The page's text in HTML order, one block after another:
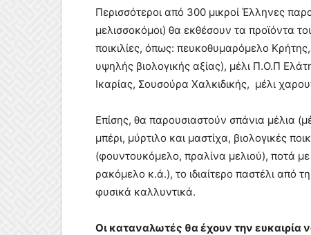
Περισσότεροι από 300 μικροί Έλληνες
μελισσοκόμοι) θα εκθέσουν τα προϊόντα
ποικιλίες, όπως: πευκοθυμαρόμελο
υψηλής βιολογικής αξίας), μέλι Π.Ο.Π
Ικαρίας, Σουσούρα Χαλκιδικής, μέλι
Επίσης, θα παρουσιαστούν σπάνια μέλια
μπέρι, μύρτιλο και μαστίχα, βιολογικές
(φουντουκόμελο, πραλίνα μελιού), ποτά
ρακόμελο κ.ά.), το ιδιαίτερο παστέλι από
φυσικά καλλυντικά.
Οι καταναλωτές θα έχουν την ευκαιρία